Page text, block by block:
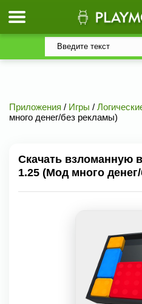
Приложения / Игры /
много денег/без рекламы)
Скачать взломанную
1.25 (Мод много